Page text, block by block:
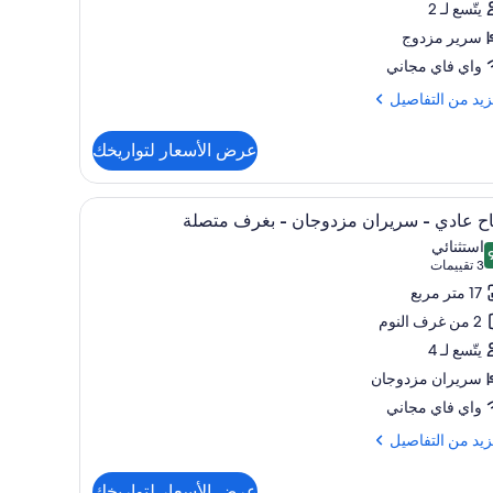
يتّسع لـ 2
سرير مزدوج
واي فاي مجاني
من التفاصيل
عرض الأسعار لتواريخك
ملاءات للفراش لا تسبب الحساسية وخزنة داخل
18 عادي - سريران مزدوجان - بغرف متصلة
10
استثنائي
3 تقييمات(3
تقييمات)
17 متر مربع
2 من غرف النوم
يتّسع لـ 4
سريران مزدوجان
واي فاي مجاني
من التفاصيل